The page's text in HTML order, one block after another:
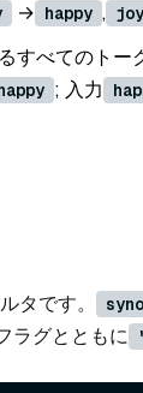
→ happy ,
すべてのトー
; 入力
タです。
ラグとともに